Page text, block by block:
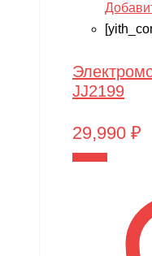
JJ2199
29,990 ₽